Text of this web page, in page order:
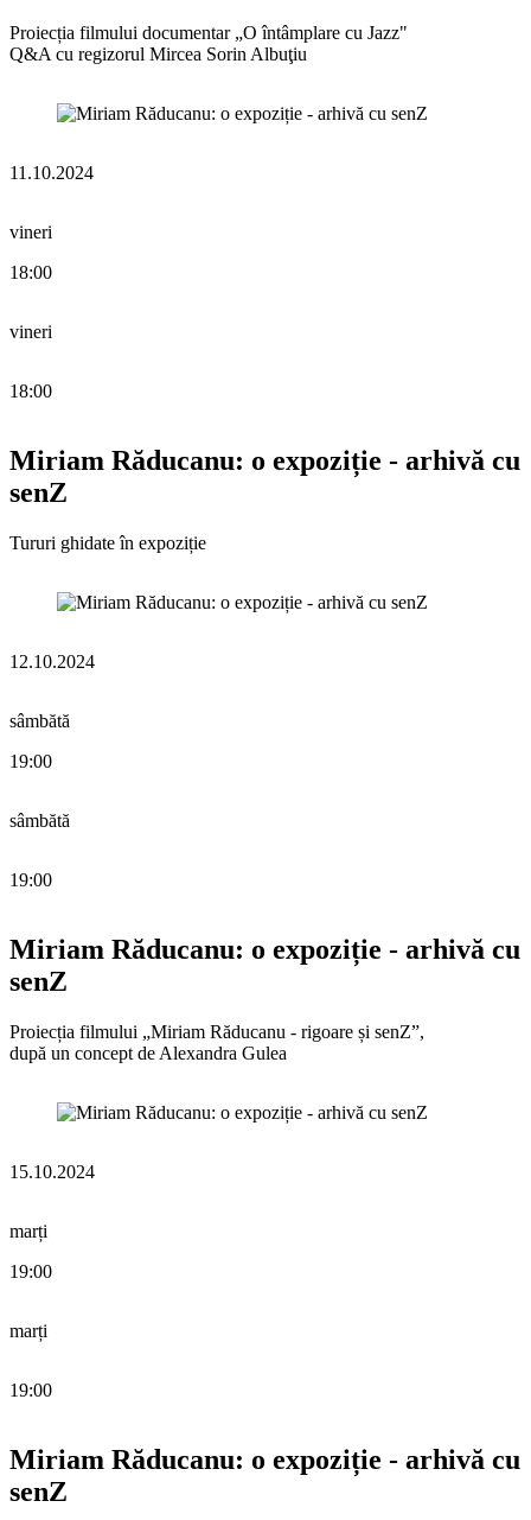
Proiecția filmului documentar „O întâmplare cu Jazz"
Q&A cu regizorul Mircea Sorin Albuţiu
11.10.2024
vineri
18:00
vineri
18:00
Miriam Răducanu: o expoziție - arhivă cu
senZ
Tururi ghidate în expoziție
12.10.2024
sâmbătă
19:00
sâmbătă
19:00
Miriam Răducanu: o expoziție - arhivă cu
senZ
Proiecția filmului „Miriam Răducanu - rigoare și senZ”,
după un concept de Alexandra Gulea
15.10.2024
marți
19:00
marți
19:00
Miriam Răducanu: o expoziție - arhivă cu
senZ